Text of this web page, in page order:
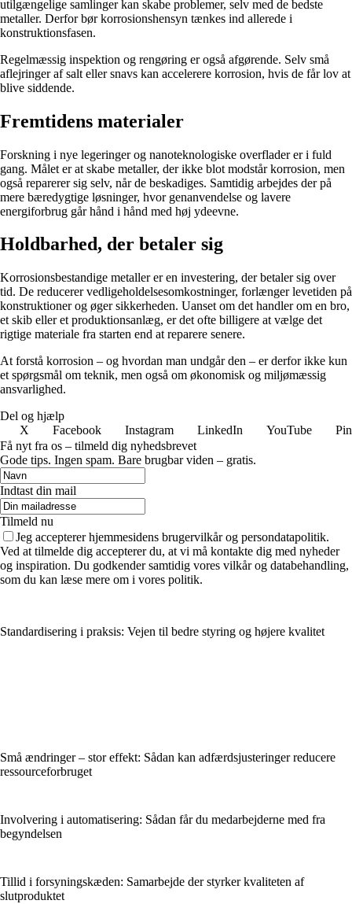
utilgængelige samlinger kan skabe problemer, selv med de bedste
metaller. Derfor bør korrosionshensyn tænkes ind allerede i
konstruktionsfasen.
Regelmæssig inspektion og rengøring er også afgørende. Selv små
aflejringer af salt eller snavs kan accelerere korrosion, hvis de får lov at
blive siddende.
Fremtidens materialer
Forskning i nye legeringer og nanoteknologiske overflader er i fuld
gang. Målet er at skabe metaller, der ikke blot modstår korrosion, men
også reparerer sig selv, når de beskadiges. Samtidig arbejdes der på
mere bæredygtige løsninger, hvor genanvendelse og lavere
energiforbrug går hånd i hånd med høj ydeevne.
Holdbarhed, der betaler sig
Korrosionsbestandige metaller er en investering, der betaler sig over
tid. De reducerer vedligeholdelsesomkostninger, forlænger levetiden på
konstruktioner og øger sikkerheden. Uanset om det handler om en bro,
et skib eller et produktionsanlæg, er det ofte billigere at vælge det
rigtige materiale fra starten end at reparere senere.
At forstå korrosion – og hvordan man undgår den – er derfor ikke kun
et spørgsmål om teknik, men også om økonomisk og miljømæssig
ansvarlighed.
Del og hjælp
X
Facebook Instagram LinkedIn YouTube
Få nyt fra os – tilmeld dig nyhedsbrevet
Gode tips. Ingen spam. Bare brugbar viden – gratis.
Indtast din mail
Tilmeld nu
Jeg accepterer hjemmesidens brugervilkår og persondatapolitik.
Ved at tilmelde dig accepterer du, at vi må kontakte dig med nyheder
og inspiration. Du godkender samtidig vores vilkår og databehandling,
som du kan læse mere om i vores politik.
Standardisering i praksis: Vejen til bedre styring og højere kvalitet
Små ændringer – stor effekt: Sådan kan adfærdsjusteringer reducere
ressourceforbruget
Involvering i automatisering: Sådan får du medarbejderne med fra
begyndelsen
Tillid i forsyningskæden: Samarbejde der styrker kvaliteten af
slutproduktet